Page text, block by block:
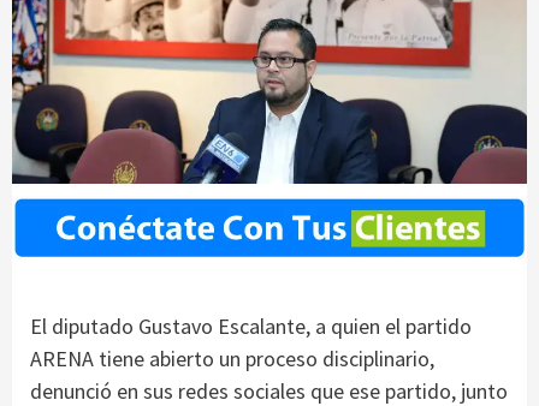
El diputado Gustavo Escalante, a quien el partido
ARENA tiene abierto un proceso disciplinario,
denunció en sus redes sociales que ese partido, junto